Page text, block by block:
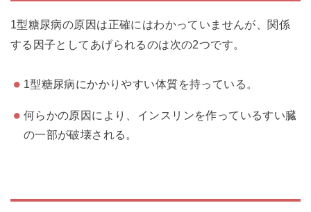
1型糖尿病の原因は正確にはわかっていませんが、関係
する因子としてあげられるのは次の2つです。
1型糖尿病にかかりやすい体質を持っている。
何らかの原因により、インスリンを作っているすい臓
の一部が破壊される。